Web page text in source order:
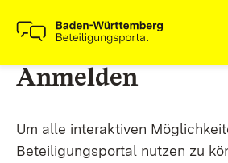
Anmelden
Um alle interaktiven
Beteiligungsportal nutzen zu